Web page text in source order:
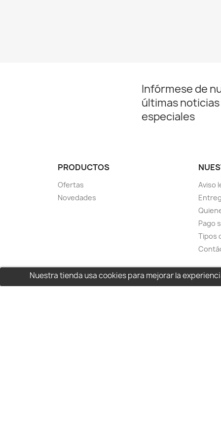
Nuestra tienda usa cookies para mejorar la
Infórmese de
últimas
especiales
PRODUCTOS
Ofertas
Novedades
Aviso
Pago
Tipos